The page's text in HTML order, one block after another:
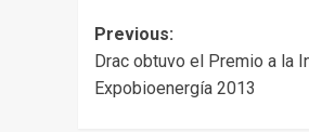
Post
navigation
Previous:
Drac obtuvo el Premio a la
Expobioenergía 2013